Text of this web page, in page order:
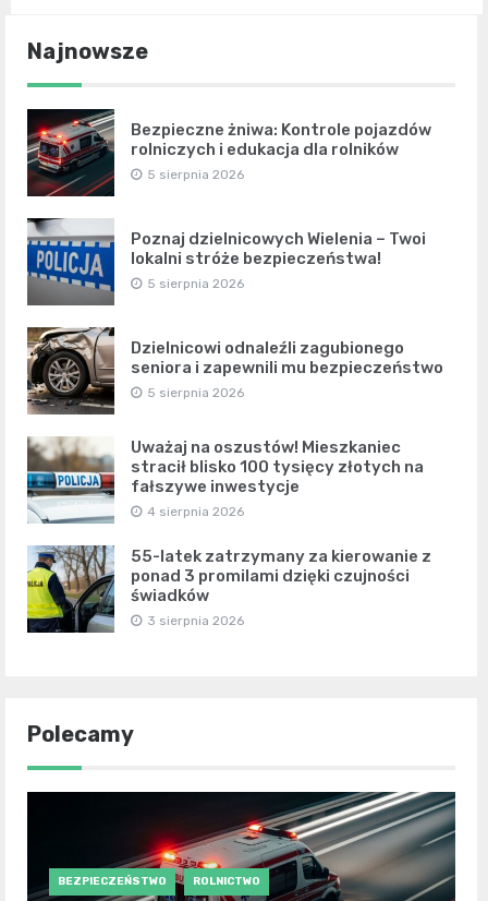
Najnowsze
Bezpieczne żniwa: Kontrole pojazdów
rolniczych i edukacja dla rolników
5 sierpnia 2026
Poznaj dzielnicowych Wielenia – Twoi
lokalni stróże bezpieczeństwa!
5 sierpnia 2026
Dzielnicowi odnaleźli zagubionego
seniora i zapewnili mu bezpieczeństwo
5 sierpnia 2026
Uważaj na oszustów! Mieszkaniec
stracił blisko 100 tysięcy złotych na
fałszywe inwestycje
4 sierpnia 2026
55-latek zatrzymany za kierowanie z
ponad 3 promilami dzięki czujności
świadków
3 sierpnia 2026
Polecamy
BEZPIECZEŃSTWO ROLNICTWO